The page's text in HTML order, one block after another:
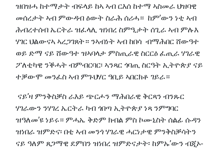
ዝበዝሓ ከተማታት ብፍላይ ከኣ ኣብ ርእሰ ከተማ ኣስመራ ህዝባዊ
መሰረታት ኣብ ምውዳብ ዕውት ስራሕ ሰሪሓ። ከም’ውን ነቲ ኣብ
ሕብረተሰብ ኤርትራ ዝፈላሊ ዝነበረ ስምዒታት ሰጊራ ኣብ ምሉእ
ሃገር ህልውናኣ ኣረጋገጸት። ንኣብነት ኣብ ከበሳ ብማሕበር ሸውዓተ
ወይ ድማ ናይ ሸውዓተ ዝኣባላታ ምስጢራዊ ስርርዕ ፈጢራ ሃገራዊ
ፖለቲካዊ ንቕሓት ብምብርባር፡ ኣንጻር ጎባጢ ስርዓት ኢትዮጵያ ናይ
ተቓውሞ መንፈስ ኣብ ምጉህሃር ዓቢይ ኣበርክቶ ገይራ።
ናይ’ዛ ምንቅስቓስ ራእይ ጭርሖን ማሕበራዊ ቅርጻን ብንጹር
ሃገራውን ንሃገረ ኤርትራ ካብ ጎበጣ ኢትዮጵያ ነጻ ንምግባር
ዝዓለመ’ዩ ነይሩ። ምሓኤ ቅድም ክብል ምስ ኮሙኒስት ሰልፊ ሱዳን
ዝነበራ ዝምድና፡ በቲ ኣብ መንጎ ሃገራዊ ሓርነታዊ ምንቅስቓሳትን
ናይ ዓለም ጸጋማዊ ደምበን ዝነበረ ዝምድናታት፡ ከምኡ’ውን ብጂኦ-